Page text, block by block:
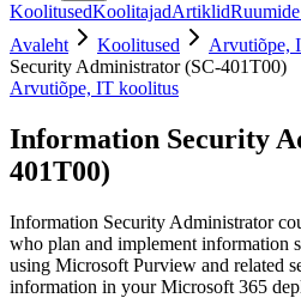
KoolitusedKoolitajadArtiklid
Avaleht
Koolitused Arvutiõpe,
Security Administrator (SC-401T00)
Arvutiõpe, IT koolitus
Information Security
401T00)
Information Security Administrator
who plan and implement information
using Microsoft Purview and related
information in your Microsoft 365